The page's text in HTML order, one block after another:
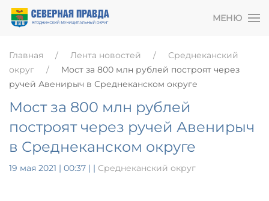
МЕНЮ
Главная Лента новостей
Среднеканский
округ
Мост за 800 млн рублей построят через
ручей Авенирыч в Среднеканском округе
Мост за 800 млн рублей
построят через ручей Авенирыч
в Среднеканском округе
19 мая 2021 | 00:37 | | Среднеканский округ